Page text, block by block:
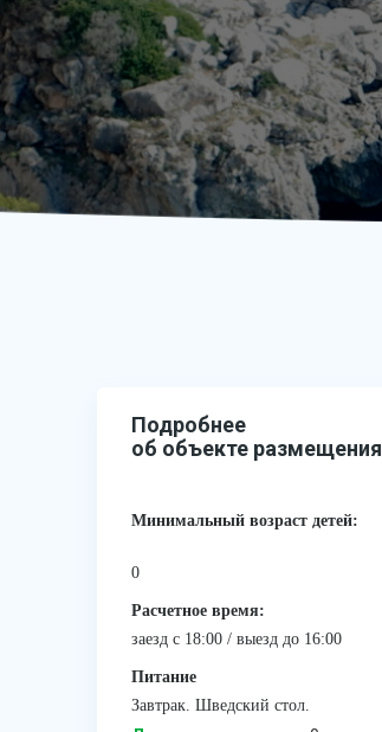
Подробнее
об объекте размещения
Минимальный возраст детей:
0
Расчетное время:
заезд с 18:00 / выезд до 16:00
Питание
Завтрак. Шведский стол.